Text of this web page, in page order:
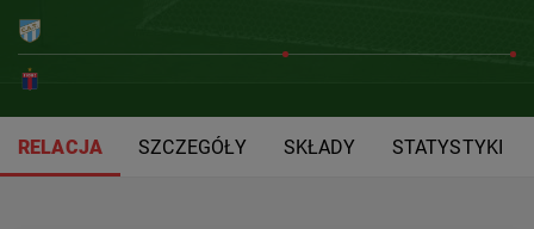
RELACJA SZCZEGÓŁY SKŁADY STATYSTYKI